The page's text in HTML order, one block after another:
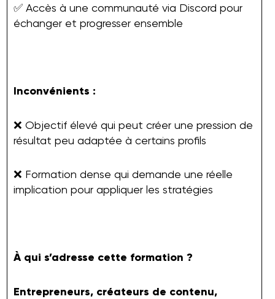
✅ Accès à une communauté via Discord pour
échanger et progresser ensemble
Inconvénients :
❌ Objectif élevé qui peut créer une pression de
résultat peu adaptée à certains profils
❌ Formation dense qui demande une réelle
implication pour appliquer les stratégies
À qui s’adresse cette formation ?
Entrepreneurs, créateurs de contenu,